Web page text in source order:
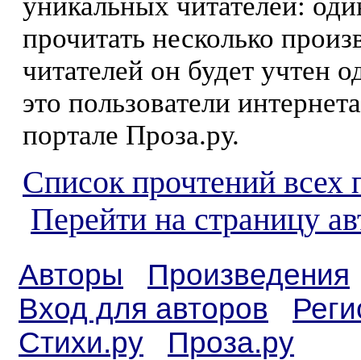
прочитать несколько
читателей он будет учтен
это пользователи
портале Проза.ру.
Список прочтений всех
Перейти на страницу
Авторы
Произведения
Вход для авторов
Стихи.ру
Проза.ру